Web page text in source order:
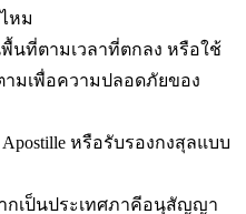
หม
พื้นที่ตามเวลาที่ตกลง หรือใช้
มเพื่อความปลอดภัยของ
หรือรับรองกงสุลแบบ
กเป็นประเทศภาคีอนุสัญญา